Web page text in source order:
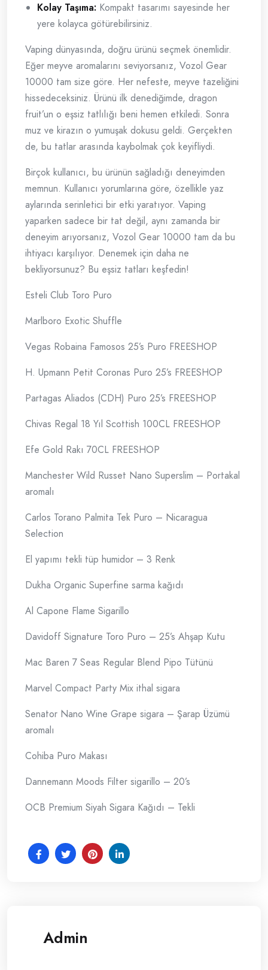
Kolay Taşıma: Kompakt tasarımı sayesinde her
yere kolayca götürebilirsiniz.
Vaping dünyasında, doğru ürünü seçmek önemlidir.
Eğer meyve aromalarını seviyorsanız, Vozol Gear
10000 tam size göre. Her nefeste, meyve tazeliğini
hissedeceksiniz. Ürünü ilk denediğimde, dragon
fruit’un o eşsiz tatlılığı beni hemen etkiledi. Sonra
muz ve kirazın o yumuşak dokusu geldi. Gerçekten
de, bu tatlar arasında kaybolmak çok keyifliydi.
Birçok kullanıcı, bu ürünün sağladığı deneyimden
memnun. Kullanıcı yorumlarına göre, özellikle yaz
aylarında serinletici bir etki yaratıyor. Vaping
yaparken sadece bir tat değil, aynı zamanda bir
deneyim arıyorsanız, Vozol Gear 10000 tam da bu
ihtiyacı karşılıyor. Denemek için daha ne
bekliyorsunuz? Bu eşsiz tatları keşfedin!
Esteli Club Toro Puro
Marlboro Exotic Shuffle
Vegas Robaina Famosos 25’s Puro FREESHOP
H. Upmann Petit Coronas Puro 25’s FREESHOP
Partagas Aliados (CDH) Puro 25’s FREESHOP
Chivas Regal 18 Yıl Scottish 100CL FREESHOP
Efe Gold Rakı 70CL FREESHOP
Manchester Wild Russet Nano Superslim – Portakal
aromalı
Carlos Torano Palmita Tek Puro – Nicaragua
Selection
El yapımı tekli tüp humidor – 3 Renk
Dukha Organic Superfine sarma kağıdı
Al Capone Flame Sigarillo
Davidoff Signature Toro Puro – 25’s Ahşap Kutu
Mac Baren 7 Seas Regular Blend Pipo Tütünü
Marvel Compact Party Mix ithal sigara
Senator Nano Wine Grape sigara – Şarap Üzümü
aromalı
Cohiba Puro Makası
Dannemann Moods Filter sigarillo – 20’s
OCB Premium Siyah Sigara Kağıdı – Tekli
Admin